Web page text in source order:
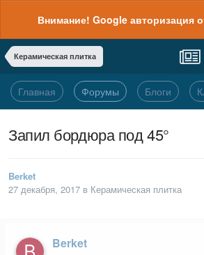
Внимание! Google авторизация
Керамическая плитка
Главная Форумы Блоги
Запил бордюра под 45°
Berket
27 декабря, 2017 в Керамическая плитка
Berket